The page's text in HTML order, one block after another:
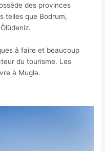
des provinces
telles que Bodrum,
à faire et beaucoup
du tourisme. Les
à Mugla.